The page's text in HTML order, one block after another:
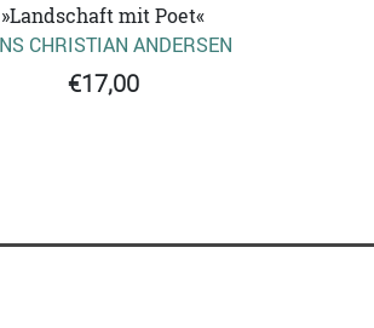
»Landschaft mit Poet«
CHRISTIAN ANDERSEN
€17,00